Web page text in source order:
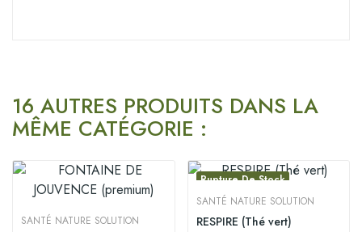
16 AUTRES PRODUITS DANS LA
MÊME CATÉGORIE :
SANTÉ NATURE SOLUTION
Rupture De Stock
SANTÉ NATURE SOLUTION
RESPIRE (Thé vert)